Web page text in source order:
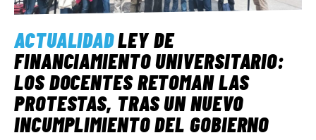
ACTUALIDADLEY DE
FINANCIAMIENTO UNIVERSITARIO:
LOS DOCENTES RETOMAN LAS
PROTESTAS, TRAS UN NUEVO
INCUMPLIMIENTO DEL GOBIERNO